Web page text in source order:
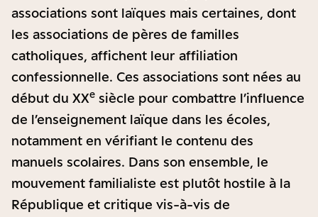
associations sont laïques mais certaines, dont
les associations de pères de familles
catholiques, affichent leur affiliation
confessionnelle. Ces associations sont nées au
début du XXe siècle pour combattre l’influence
de l’enseignement laïque dans les écoles,
notamment en vérifiant le contenu des
manuels scolaires. Dans son ensemble, le
mouvement familialiste est plutôt hostile à la
République et critique vis-à-vis de